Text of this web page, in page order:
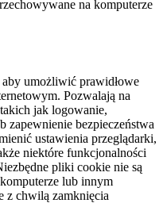
na komputerze
umożliwić prawidłowe
Pozwalają na
jak logowanie,
zapewnienie bezpieczeństwa
ustawienia przeglądarki,
niektóre funkcjonalności
pliki cookie nie są
lub innym
z chwilą zamknięcia